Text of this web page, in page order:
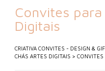
Convites
Digitais
CRIATIVA CONVITES - DESIGN &
CHÁS ARTES DIGITAIS > CONVITES